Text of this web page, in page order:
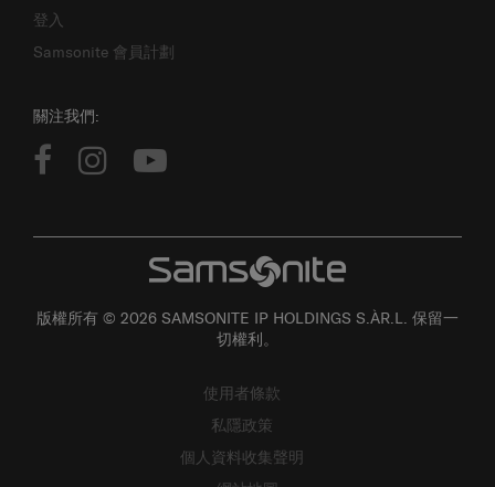
登入
Samsonite 會員計劃
關注我們:
版權所有 © 2026 SAMSONITE IP HOLDINGS S.ÀR.L. 保留一
切權利。
使用者條款
私隱政策
個人資料收集聲明